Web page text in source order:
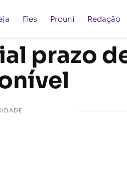
Fies Prouni Redação
prazo